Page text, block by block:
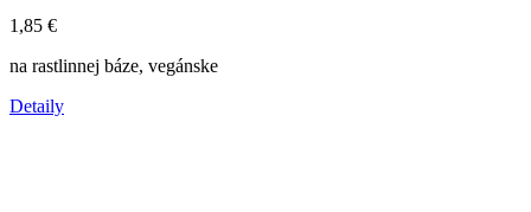
1,85 €
na rastlinnej báze, vegánske
Detaily